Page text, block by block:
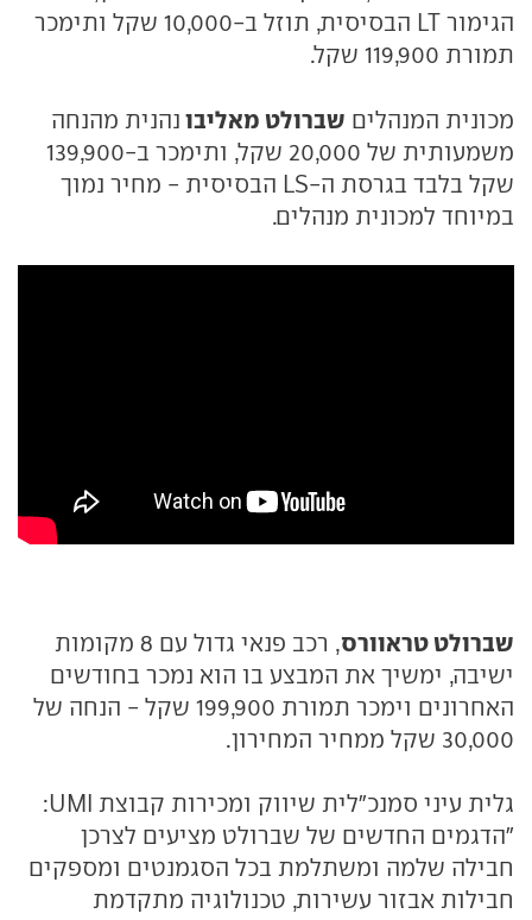
הגימור LT הבסיסית, תוזל ב-10,000 שקל ותימכר
תמורת 119,900 שקל.
מכונית המנהלים שברולט מאליבו נהנית מהנחה
משמעותית של 20,000 שקל, ותימכר ב-139,900
שקל בלבד בגרסת ה-LS הבסיסית - מחיר נמוך
במיוחד למכונית מנהלים.
שברולט טראוורס
, רכב פנאי גדול עם 8 מקומות
ישיבה, ימשיך את המבצע בו הוא נמכר בחודשים
האחרונים וימכר תמורת 199,900 שקל - הנחה של
30,000 שקל ממחיר המחירון.
גלית עיני סמנכ"לית שיווק ומכירות קבוצת UMI:
"הדגמים החדשים של שברולט מציעים לצרכן
חבילה שלמה ומשתלמת בכל הסגמנטים ומספקים
חבילות אבזור עשירות, טכנולוגיה מתקדמת